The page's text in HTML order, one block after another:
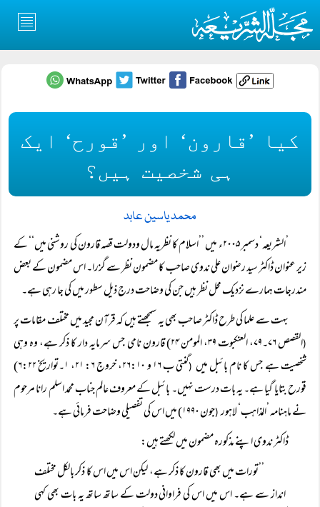
کیا ’قارون‘ اور ’قورح‘ ایک
ہی شخصیت ہیں؟
محمد یاسین عابد
’الشریعہ‘ دسمبر ۲۰۰۵ء میں ’’اسلام کا نظریہ مال ودولت قصہ قارون کی روشنی میں‘‘ کے
زیر عنوان ڈاکٹر سید رضوان علی ندوی صاحب کا مضمون نظر سے گزرا۔ اس مضمون کے بعض
مندرجات ہمارے نزدیک محل نظر ہیں جن کی وضاحت درج ذیل سطور میں کی جا رہی ہے۔
بہت سے علما کی طرح ڈاکٹر صاحب بھی یہ سمجھتے ہیں کہ قرآن مجید میں مختلف مقامات پر
(
القصص ۷۶۔۷۹، العنکبوت ۳۹، المومن ۲۴) قارون نامی جس سرمایہ دار کا ذکر ہے، وہ وہی
شخصیت ہے جس کا نام بائبل میں (
گنتی ب ۱۶ و ۲۶:۱۰، خروج ۶: ۲۱، ۱۔تواریخ ۶:۲۲)
قورح بتایا گیا ہے۔ یہ بات درست نہیں۔ بائبل کے معروف عالم جناب محمد اسلم رانا مرحوم
نے ماہنامہ ’المذاہب‘ لاہور(جون ۱۹۹۰) میں اس کی تفصیلی وضاحت فرمائی ہے۔
ڈاکٹر ندوی اپنے مذکورہ مضمون میں لکھتے ہیں:
’’تورات میں بھی قارون کا ذکر ہے، لیکن اس میں اس کا ذکر بالکل مختلف
انداز سے ہے۔ اس میں اس کی فراوانی دولت کے ساتھ ساتھ یہ بات بھی کہی